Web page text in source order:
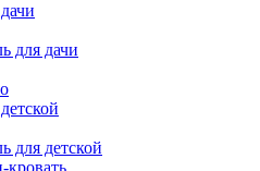
для дачи
для детской
кровать